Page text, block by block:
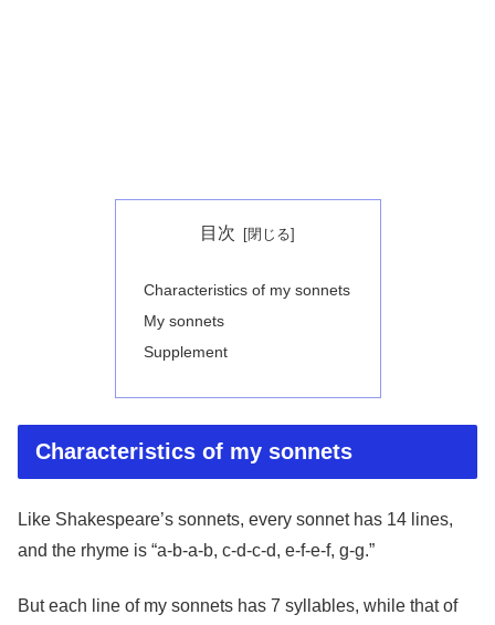
目次
Characteristics of my sonnets
My sonnets
Supplement
Characteristics of my sonnets
Like Shakespeare’s sonnets, every sonnet has 14 lines,
and the rhyme is “a-b-a-b, c-d-c-d, e-f-e-f, g-g.”
But each line of my sonnets has 7 syllables, while that of